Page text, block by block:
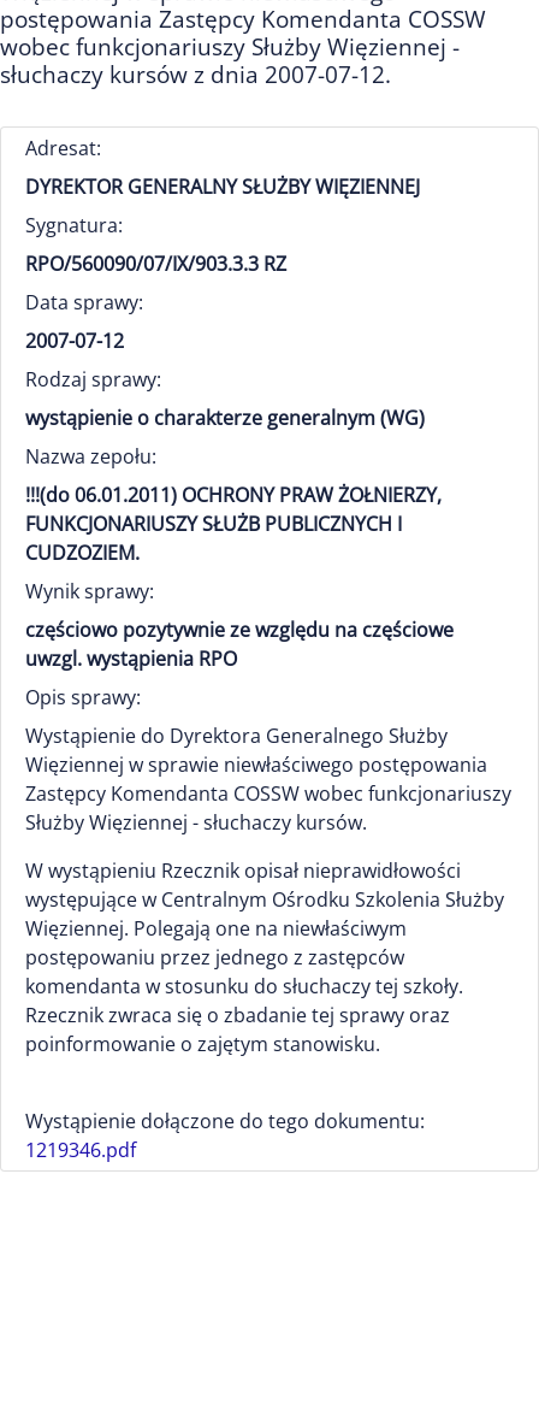
postępowania Zastępcy Komendanta COSSW
wobec funkcjonariuszy Służby Więziennej -
słuchaczy kursów z dnia 2007-07-12.
Adresat:
DYREKTOR GENERALNY SŁUŻBY WIĘZIENNEJ
Sygnatura:
RPO/560090/07/IX/903.3.3 RZ
Data sprawy:
2007-07-12
Rodzaj sprawy:
wystąpienie o charakterze generalnym (WG)
Nazwa zepołu:
!!!(do 06.01.2011) OCHRONY PRAW ŻOŁNIERZY,
FUNKCJONARIUSZY SŁUŻB PUBLICZNYCH I
CUDZOZIEM.
Wynik sprawy:
częściowo pozytywnie ze względu na częściowe
uwzgl. wystąpienia RPO
Opis sprawy:
Wystąpienie do Dyrektora Generalnego Służby
Więziennej w sprawie niewłaściwego postępowania
Zastępcy Komendanta COSSW wobec funkcjonariuszy
Służby Więziennej - słuchaczy kursów.
W wystąpieniu Rzecznik opisał nieprawidłowości
występujące w Centralnym Ośrodku Szkolenia Służby
Więziennej. Polegają one na niewłaściwym
postępowaniu przez jednego z zastępców
komendanta w stosunku do słuchaczy tej szkoły.
Rzecznik zwraca się o zbadanie tej sprawy oraz
poinformowanie o zajętym stanowisku.
Wystąpienie dołączone do tego dokumentu:
1219346.pdf